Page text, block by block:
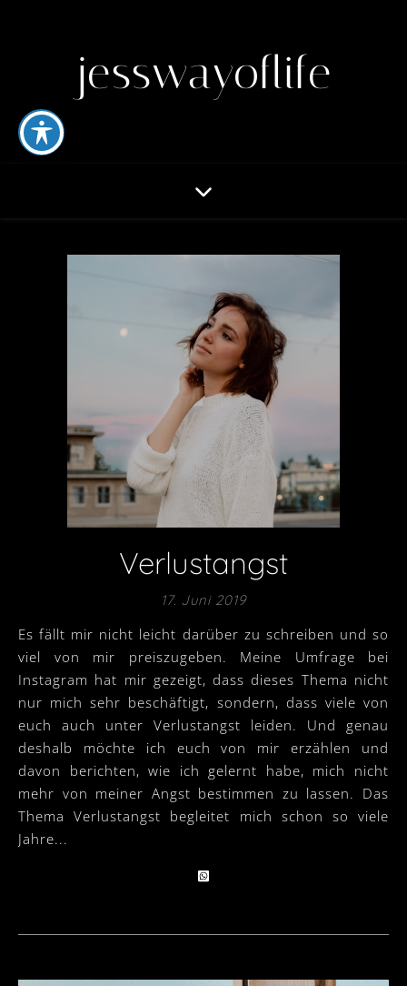
jesswayoflife
Verlustangst
17. Juni 2019
Es fällt mir nicht leicht darüber zu schreiben und so
viel von mir preiszugeben. Meine Umfrage bei
Instagram hat mir gezeigt, dass dieses Thema nicht
nur mich sehr beschäftigt, sondern, dass viele von
euch auch unter Verlustangst leiden. Und genau
deshalb möchte ich euch von mir erzählen und
davon berichten, wie ich gelernt habe, mich nicht
mehr von meiner Angst bestimmen zu lassen. Das
Thema Verlustangst begleitet mich schon so viele
Jahre...